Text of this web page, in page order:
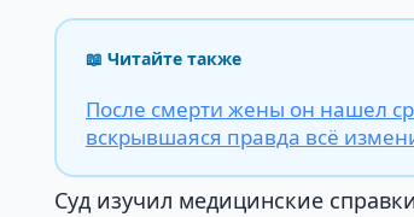
📖 Читайте также
После смерти жены он нашел
вскрывшаяся правда всё
Суд изучил медицинские